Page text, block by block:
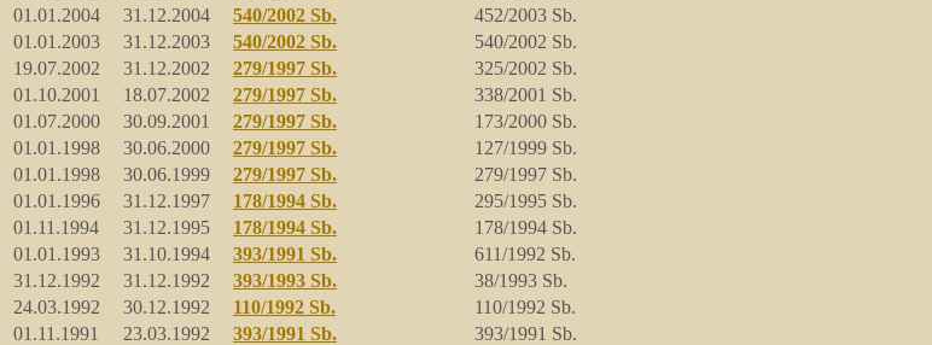
01.01.2004
31.12.2004 540/2002 Sb.
452/2003 Sb.
01.01.2003
31.12.2003 540/2002 Sb.
540/2002 Sb.
19.07.2002
31.12.2002 279/1997 Sb.
325/2002 Sb.
01.10.2001
18.07.2002 279/1997 Sb.
338/2001 Sb.
01.07.2000
30.09.2001 279/1997 Sb.
173/2000 Sb.
01.01.1998
30.06.2000 279/1997 Sb.
127/1999 Sb.
01.01.1998
30.06.1999 279/1997 Sb.
279/1997 Sb.
01.01.1996
31.12.1997 178/1994 Sb.
295/1995 Sb.
01.11.1994
31.12.1995 178/1994 Sb.
178/1994 Sb.
01.01.1993
31.10.1994 393/1991 Sb.
611/1992 Sb.
31.12.1992
31.12.1992 393/1993 Sb.
38/1993 Sb.
24.03.1992
30.12.1992 110/1992 Sb.
110/1992 Sb.
01.11.1991
23.03.1992 393/1991 Sb.
393/1991 Sb.